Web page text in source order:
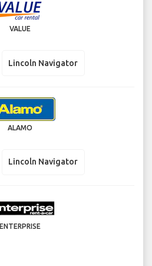
VALUE
Lincoln Navigator
ALAMO
Lincoln Navigator
ENTERPRISE